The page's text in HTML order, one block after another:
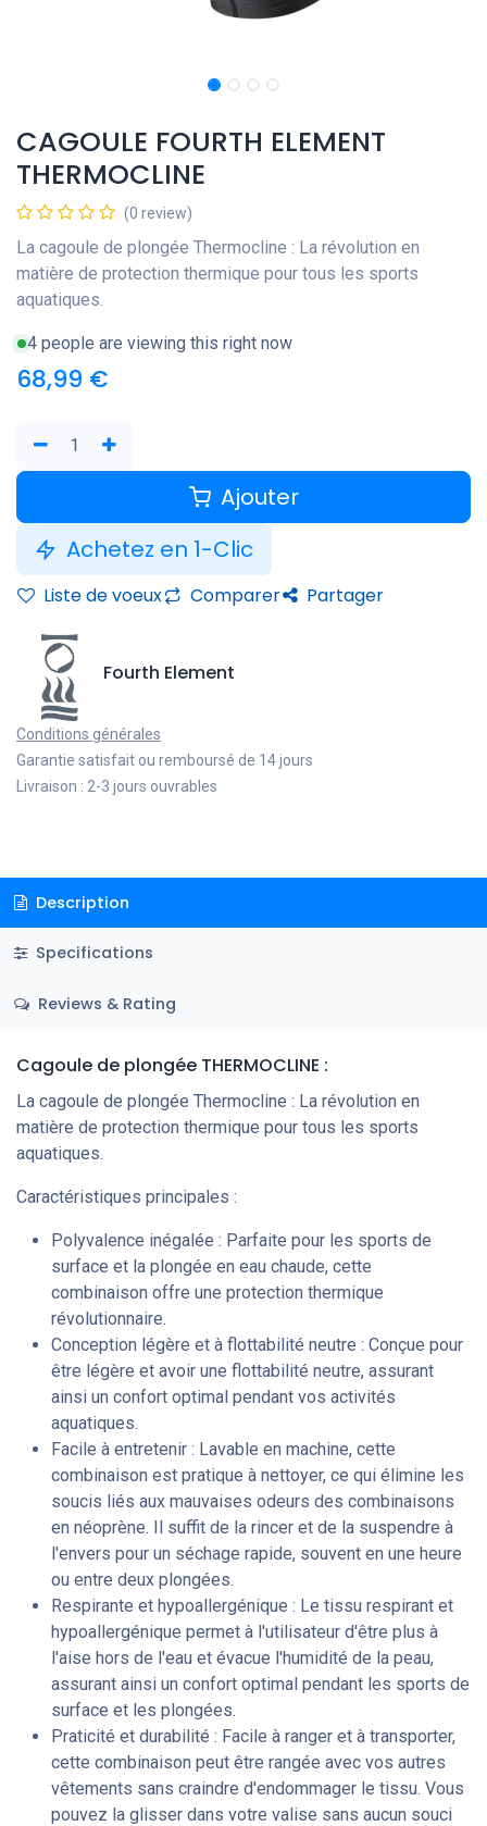
CAGOULE FOURTH ELEMENT
THERMOCLINE
(0 review)
La cagoule de plongée Thermocline : La révolution en
matière de protection thermique pour tous les sports
aquatiques.
4 people are viewing this right now
68,99 €
Ajouter
Achetez en 1-Clic
Liste de voeux Comparer Partager
Fourth Element
Conditions générales
Garantie satisfait ou remboursé de 14 jours
Livraison : 2-3 jours ouvrables
Description
Specifications
Reviews & Rating
Cagoule de plongée THERMOCLINE :
La cagoule de plongée Thermocline : La révolution en
matière de protection thermique pour tous les sports
aquatiques.
Caractéristiques principales :
Polyvalence inégalée : Parfaite pour les sports de
surface et la plongée en eau chaude, cette
combinaison offre une protection thermique
révolutionnaire.
Conception légère et à flottabilité neutre : Conçue pour
être légère et avoir une flottabilité neutre, assurant
ainsi un confort optimal pendant vos activités
aquatiques.
Facile à entretenir : Lavable en machine, cette
combinaison est pratique à nettoyer, ce qui élimine les
soucis liés aux mauvaises odeurs des combinaisons
en néoprène. Il suffit de la rincer et de la suspendre à
l'envers pour un séchage rapide, souvent en une heure
ou entre deux plongées.
Respirante et hypoallergénique : Le tissu respirant et
hypoallergénique permet à l'utilisateur d'être plus à
l'aise hors de l'eau et évacue l'humidité de la peau,
assurant ainsi un confort optimal pendant les sports de
surface et les plongées.
Praticité et durabilité : Facile à ranger et à transporter,
cette combinaison peut être rangée avec vos autres
vêtements sans craindre d'endommager le tissu. Vous
pouvez la glisser dans votre valise sans aucun souci